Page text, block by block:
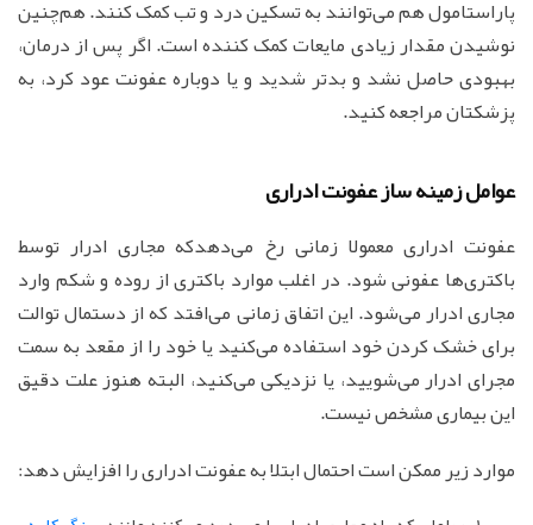
پاراستامول هم می‌توانند به تسکین درد و تب کمک کنند. هم‌چنین
نوشیدن مقدار زیادی مایعات کمک کننده است. اگر پس از درمان،
بهبودی حاصل نشد و بدتر شدید و یا دوباره عفونت عود کرد، به
پزشکتان مراجعه کنید.
عوامل زمینه ساز عفونت ادراری
عفونت ادراری معمولا زمانی رخ می‌دهدکه مجاری ادرار توسط
باکتری‌ها عفونی شود. در اغلب موارد باکتری از روده و شکم وارد
مجاری ادرار می‌شود. این اتفاق زمانی می‌افتد که از دستمال توالت
برای خشک کردن خود استفاده می‌کنید یا خود را از مقعد به سمت
مجرای ادرار می‌شویید، یا نزدیکی می‌کنید، البته هنوز علت دقیق
این بیماری مشخص نیست.
موارد زیر ممکن است احتمال ابتلا به عفونت ادراری را افزایش دهد: